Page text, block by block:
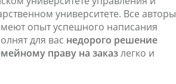
университете. Все авторы
опыт успешного написания
для вас недорого решение
праву на заказлегко и